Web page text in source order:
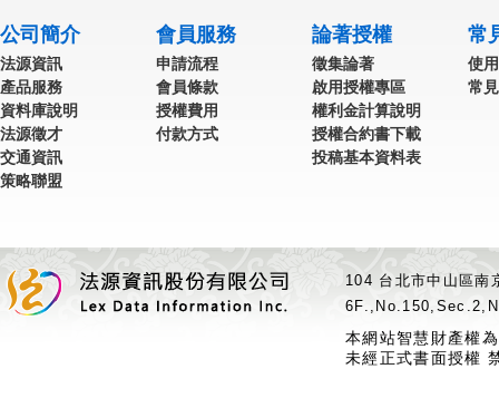
公司簡介
法源資訊
產品服務
資料庫說明
法源徵才
交通資訊
策略聯盟
會員服務
申請流程
會員條款
授權費用
付款方式
論著授權
徵集論著
啟用授權專區
權利金計算說明
授權合約書下載
投稿基本資料表
常
使
常
104 台北市中山區
本網站智慧財產權
未經正式書面授權